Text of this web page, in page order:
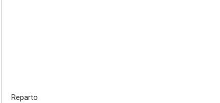
Reparto